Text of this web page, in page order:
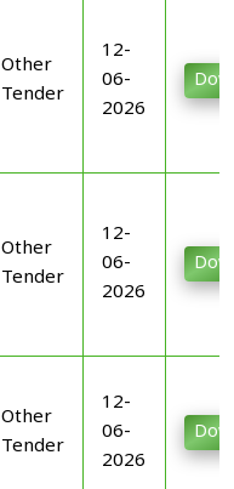
Other
Tender
12-
06-
2026
Other
Tender
12-
06-
2026
Other
Tender
12-
06-
2026